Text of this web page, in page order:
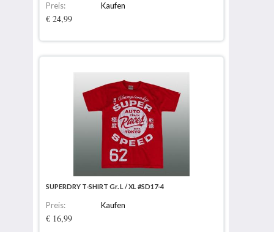
Preis:
€ 24,99
Kaufen
SUPERDRY T-SHIRT Gr. L / XL #SD17-4
Preis:
€ 16,99
Kaufen